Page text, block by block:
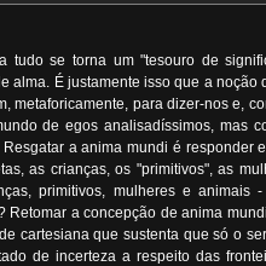
tudo se torna um "tesouro de
alma. É justamente isso que a
metaforicamente, para dizer-nos e,
de egos analisadíssimos, mas
a anima mundi é responder
as crianças, os "primitivos", as
primitivos, mulheres e
Retomar a concepção de anima
cartesiana que sustenta que só o
de incerteza a respeito das